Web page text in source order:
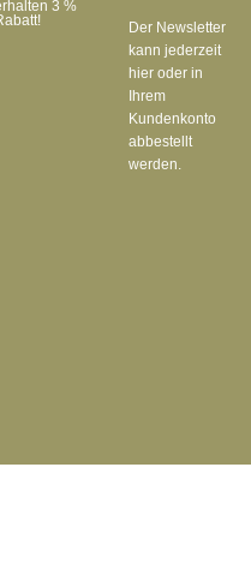
3 %
Der Newsletter
kann jederzeit
hier oder in
Ihrem
Kundenkonto
abbestellt
werden.